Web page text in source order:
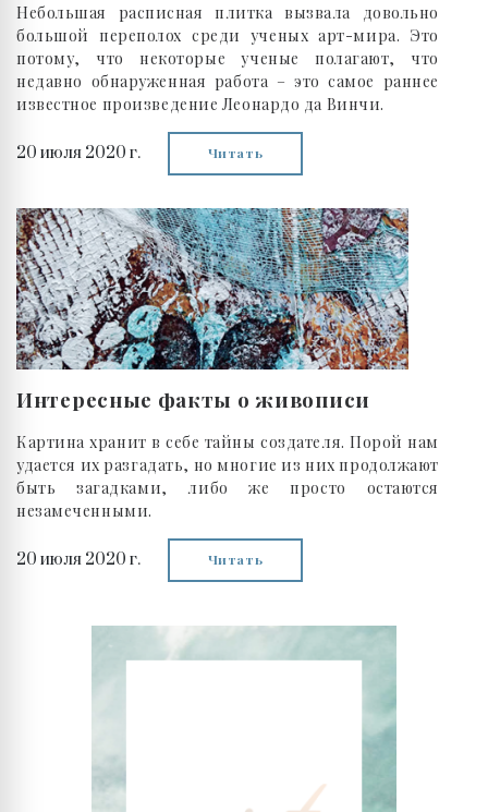
Небольшая расписная плитка вызвала довольно
большой переполох среди ученых арт-мира. Это
потому, что некоторые ученые полагают, что
недавно обнаруженная работа – это самое раннее
известное произведение Леонардо да Винчи.
20 июля 2020 г. Читать
Интересные факты о живописи
Картина хранит в себе тайны создателя. Порой нам
удается их разгадать, но многие из них продолжают
быть загадками, либо же просто остаются
незамеченными.
20 июля 2020 г. Читать